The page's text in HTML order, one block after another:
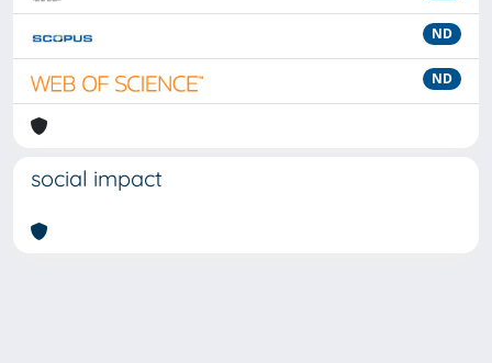
ND
ND
social impact